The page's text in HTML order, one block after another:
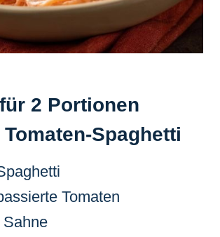
2 Portionen
Spaghetti
Tomaten
Sahne